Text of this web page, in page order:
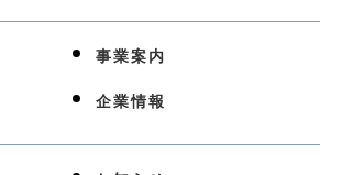
事業案内
企業情報